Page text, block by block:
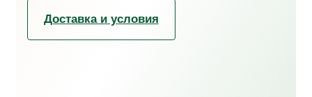
Доставка и условия